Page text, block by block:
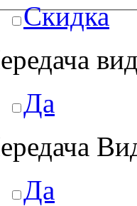
Скидка
Да
Да